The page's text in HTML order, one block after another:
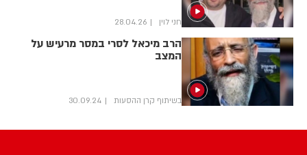
חני לוין 28.04.26
הרב מיכאל לסרי במסר מרעיש על
המצב
בשיתוף קרן ההסעות 30.09.24